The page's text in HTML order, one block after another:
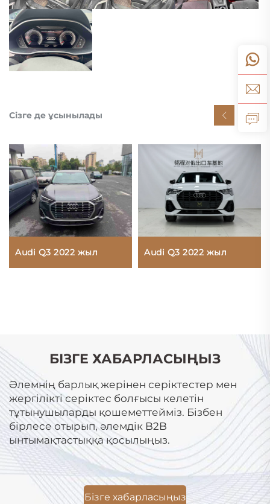
Сізге де ұсынылады
Audi Q3 2022 жыл Audi Q3 2022 жыл
БІЗГЕ ХАБАРЛАСЫҢЫЗ
Әлемнің барлық жерінен серіктестер мен
жергілікті серіктес болғысы келетін
тұтынушыларды қошеметтейміз. Бізбен
бірлесе отырып, әлемдік B2B
ынтымақтастыққа қосылыңыз.
Бізге хабарласыңыз